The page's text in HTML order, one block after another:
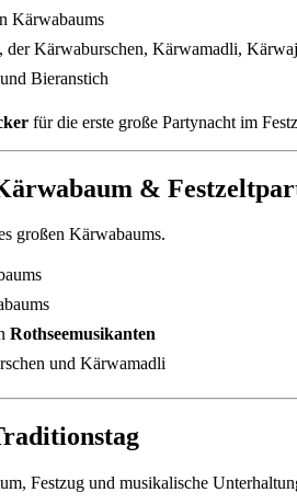
Kärwabaums
der Kärwaburschen, Kärwamadli,
Bieranstich
für die erste große Partynacht im
&
großen Kärwabaums.
Rothseemusikanten
und Kärwamadli
Festzug und musikalische